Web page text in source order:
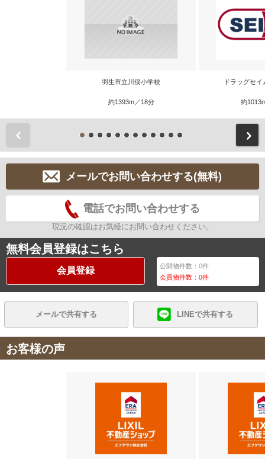
羽生市立川俣小学校
約1393m／18分
ドラッグセ
約
メールでお問い合わせする(無料)
電話でお問い合わせする
現況の確認はお気軽にお問い合わせください。
無料会員登録はこちら
会員登録 公開物件数：0件
会員物件数：0件
メールで共有する LINEで共有する
お客様の声